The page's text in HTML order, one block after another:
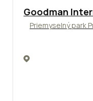
Goodman
Priemyselný park